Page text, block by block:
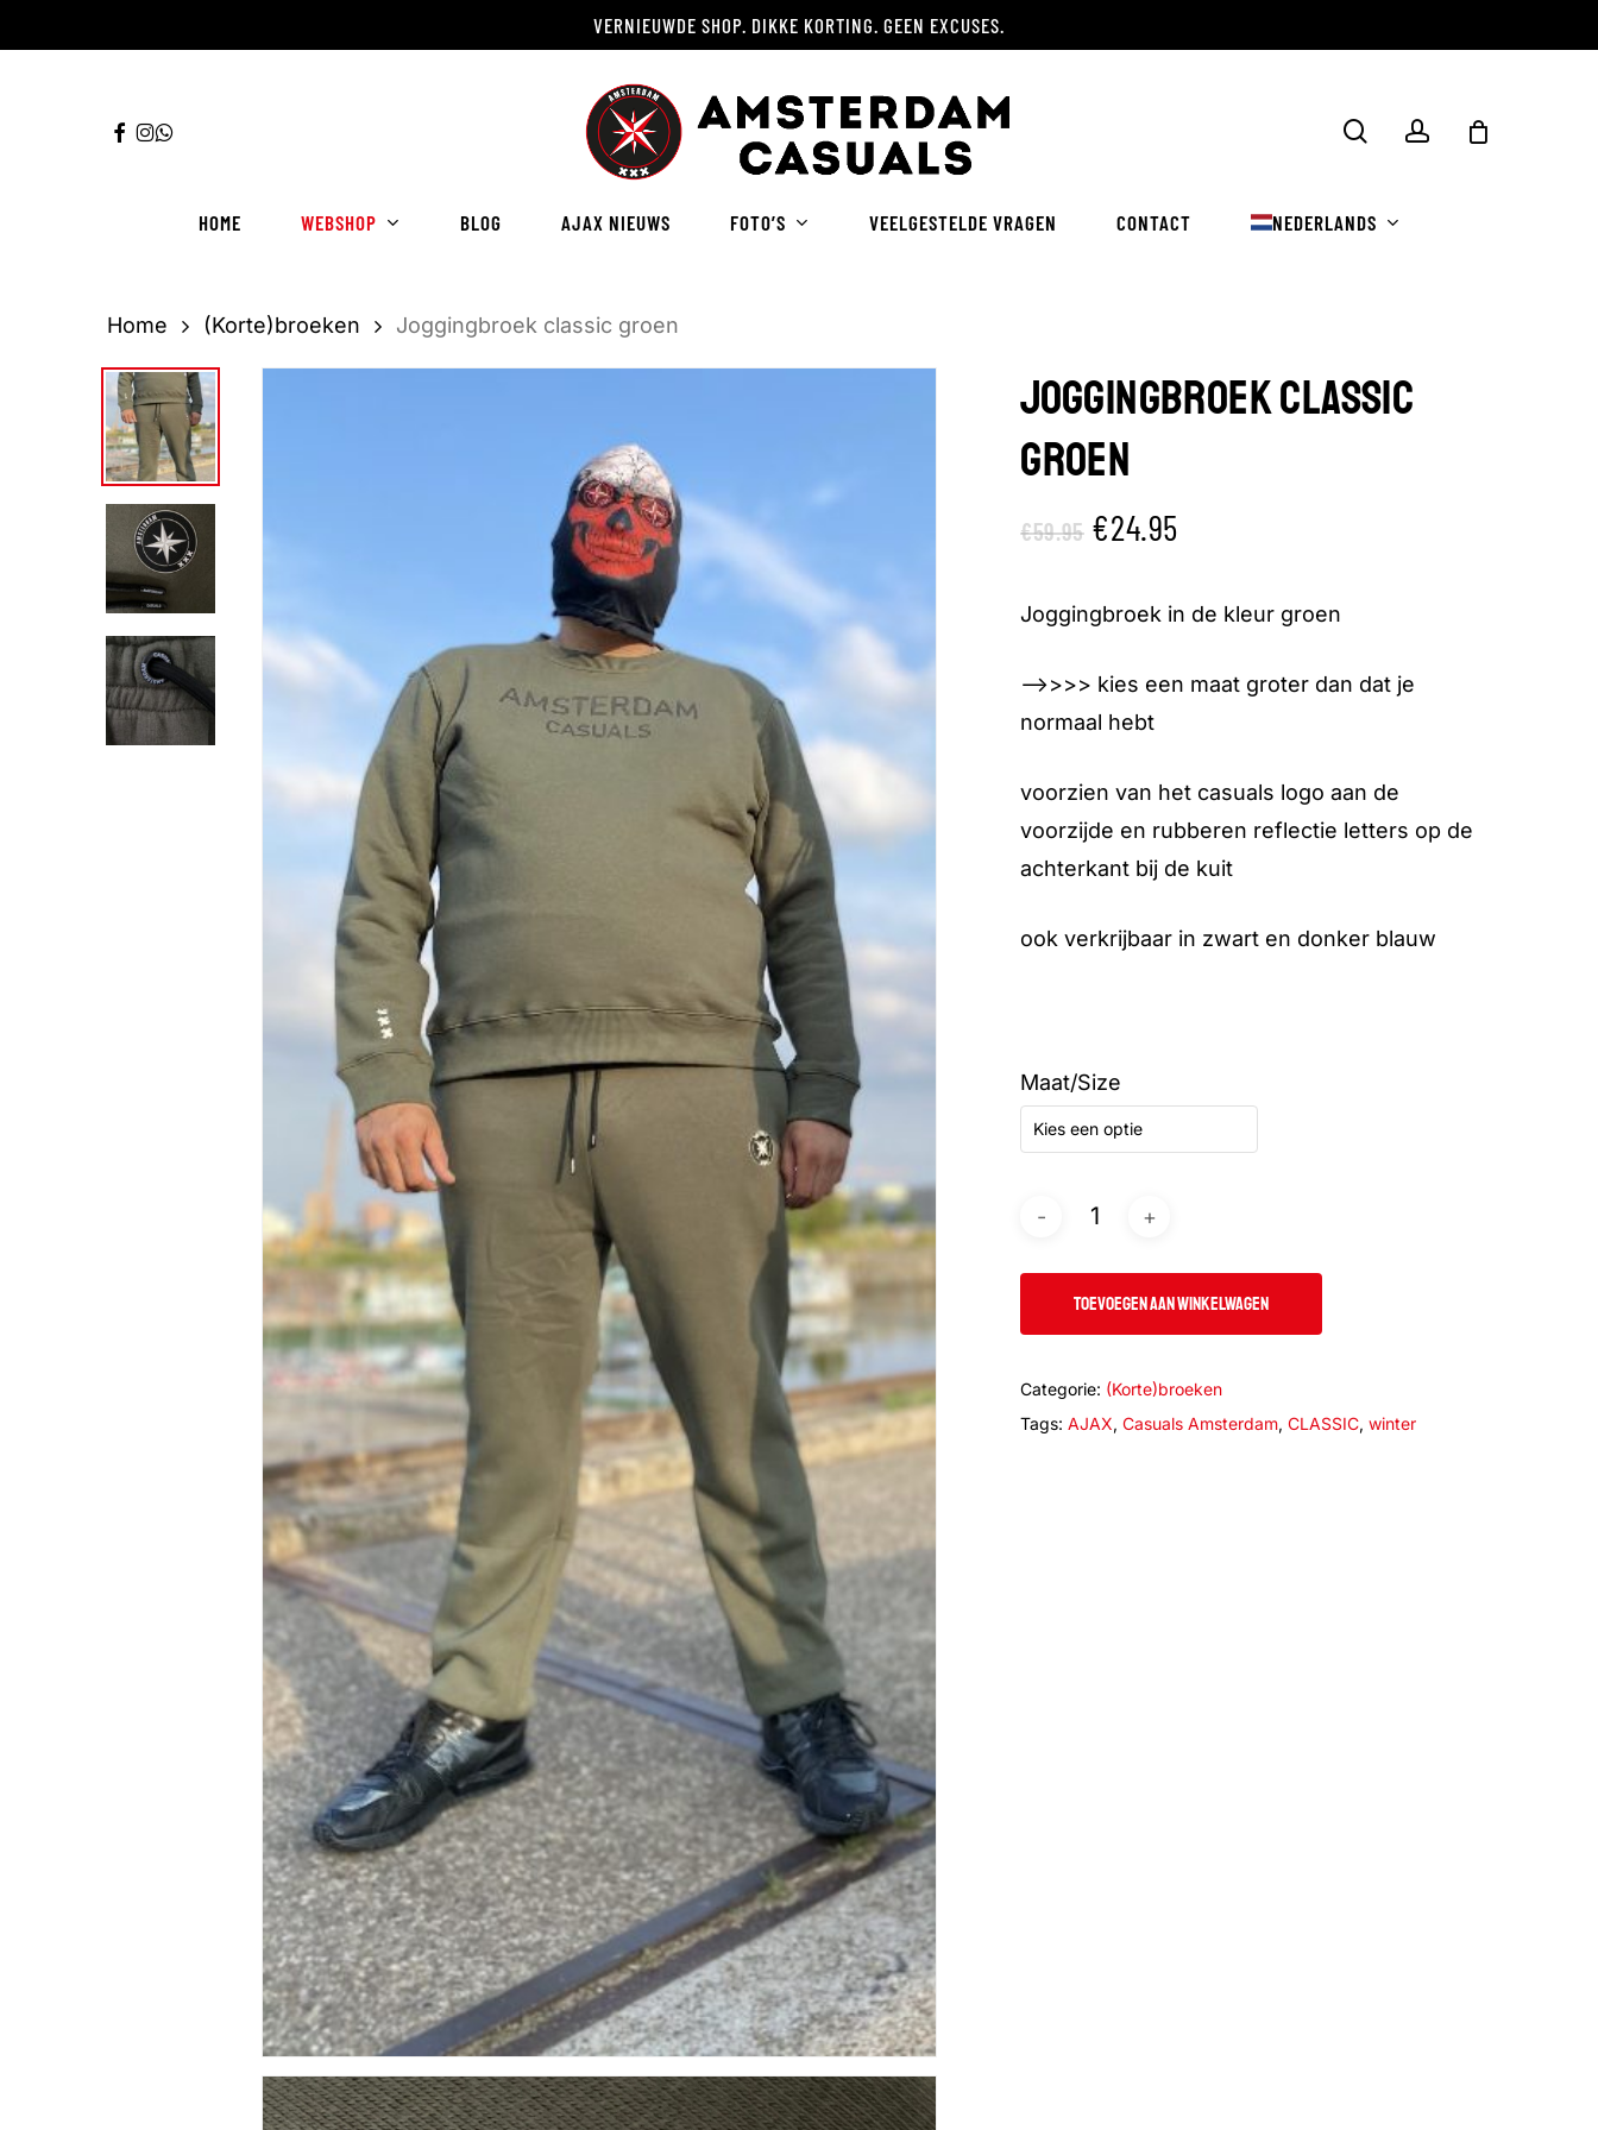
direct
VERNIEUWDE SHOP. DIKKE KORTING. GEEN EXCUSES.
FACEBOOK
INSTAGRAM
WHATSAPP
HOME WEBSHOP BLOG AJAX NIEUWS FOTO’S VEELGESTELDE VRAGEN CONTACT NEDERLANDS
Winkelwagen
Home (Korte)broeken Joggingbroek classic groen
JOGGINGBROEK CLASSIC
GROEN
€59.95 Oorspronkelijke
was:
€59.95.
€24.95
is:
€24.95.
Joggingbroek in de kleur groen
—>>>> kies een maat groter dan dat je
normaal hebt
voorzien van het casuals logo aan de
voorzijde en rubberen reflectie letters op de
achterkant bij de kuit
ook verkrijbaar in zwart en donker blauw
Maat/Size
Kies een optie
TOEVOEGEN AAN WINKELWAGEN
Categorie: (Korte)broeken
Tags:AJAX,Casuals Amsterdam,CLASSIC,winter